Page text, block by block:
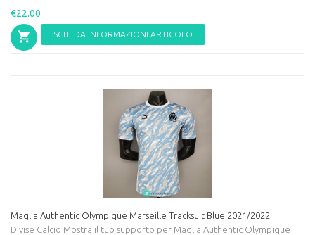
€22.00
SCHEDA INFORMAZIONI ARTICOLO
Maglia Authentic Olympique Marseille Tracksuit Blue 2021/2022
Divise Calcio Mostra il tuo supporto per Maglia Authentic Olympique